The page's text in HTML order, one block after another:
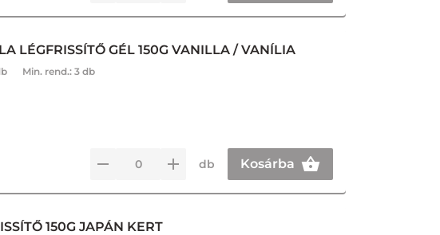
LÉGFRISSÍTŐ GÉL 150G VANILLA / VANÍLIA
Min. rend.: 3 db
db Kosárba
150G JAPÁN KERT